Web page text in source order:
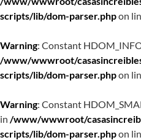
scripts/lib/dom-parser.phpon
Warning: Constant
/www/wwwroot/
scripts/lib/dom-parser.phpon
Warning: Constant
in /www/wwwroot/
scripts/lib/dom-parser.phpon